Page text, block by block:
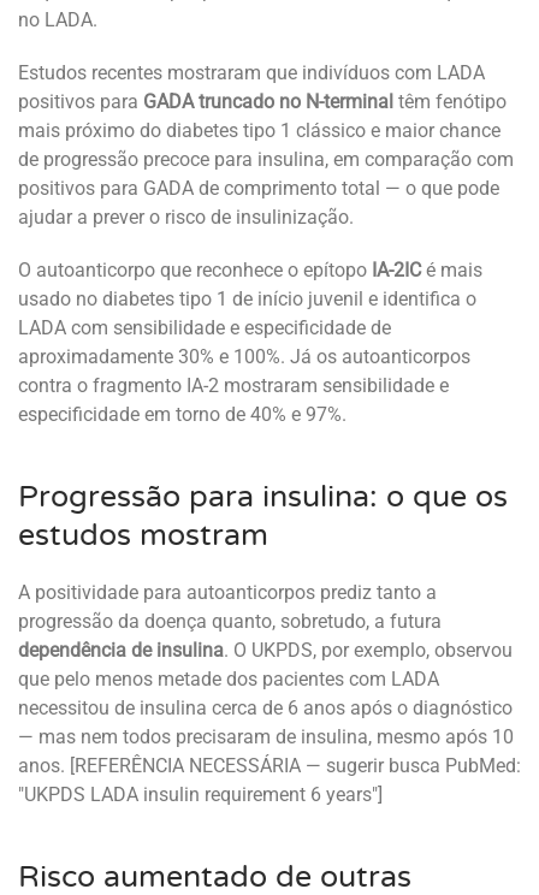
no LADA.
Estudos recentes mostraram que indivíduos com LADA
positivos para GADA truncado no N-terminal têm fenótipo
mais próximo do diabetes tipo 1 clássico e maior chance
de progressão precoce para insulina, em comparação com
positivos para GADA de comprimento total — o que pode
ajudar a prever o risco de insulinização.
O autoanticorpo que reconhece o epítopo IA-2ICé mais
usado no diabetes tipo 1 de início juvenil e identifica o
LADA com sensibilidade e especificidade de
aproximadamente 30% e 100%. Já os autoanticorpos
contra o fragmento IA-2 mostraram sensibilidade e
especificidade em torno de 40% e 97%.
Progressão para insulina: o que os
estudos mostram
A positividade para autoanticorpos prediz tanto a
progressão da doença quanto, sobretudo, a futura
dependência de insulina. O UKPDS, por exemplo, observou
que pelo menos metade dos pacientes com LADA
necessitou de insulina cerca de 6 anos após o diagnóstico
— mas nem todos precisaram de insulina, mesmo após 10
anos. [REFERÊNCIA NECESSÁRIA — sugerir busca PubMed:
"UKPDS LADA insulin requirement 6 years"]
Risco aumentado de outras